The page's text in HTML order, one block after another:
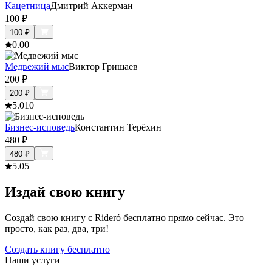
КацетницаДмитрий Аккерман
100 ₽
100 ₽
0.00
Медвежий мысВиктор Гришаев
200 ₽
200 ₽
5.010
Бизнес-исповедьКонстантин Терёхин
480 ₽
480 ₽
5.05
Издай свою книгу
Создай свою книгу с Rideró бесплатно прямо сейчас. Это
просто, как раз, два, три!
Создать книгу бесплатно
Наши услуги